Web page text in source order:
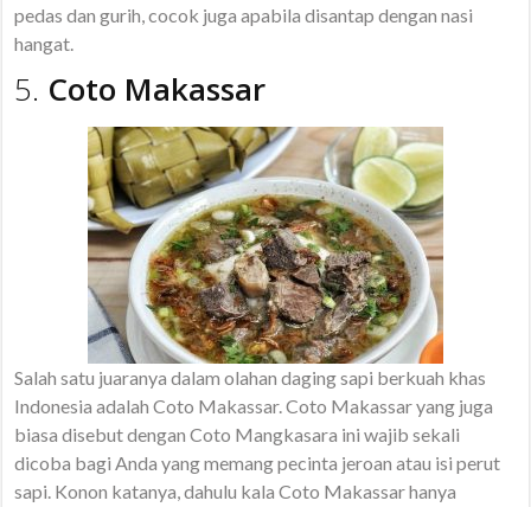
pedas dan gurih, cocok juga apabila disantap dengan nasi
hangat.
5. Coto Makassar
Salah satu juaranya dalam olahan daging sapi berkuah khas
Indonesia adalah Coto Makassar. Coto Makassar yang juga
biasa disebut dengan Coto Mangkasara ini wajib sekali
dicoba bagi Anda yang memang pecinta jeroan atau isi perut
sapi. Konon katanya, dahulu kala Coto Makassar hanya